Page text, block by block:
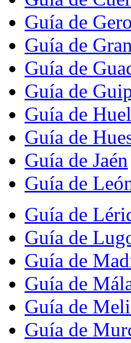
Guía de
Guía de
Guía de
Guía de
Guía de
Guía de
Guía de Jaén
Guía de
Guía de
Guía de
Guía de
Guía de
Guía de
Guía de